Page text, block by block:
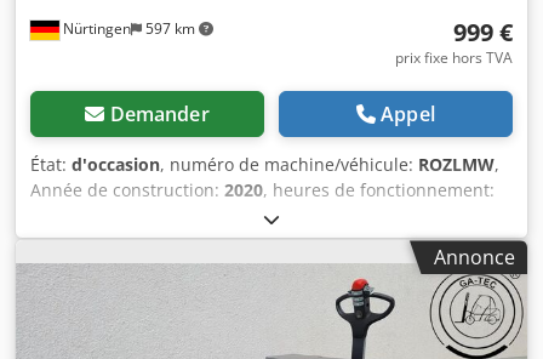
Nürtingen 597 km 999 €
prix fixe hors TVA
Demander Appel
État: d'occasion, numéro de machine/véhicule: ROZLMW,
Année de construction: 2020, heures de fonctionnement:
1 600 kg
électrique, type de mât:autre, tension de la batterie:24 V,
longueur des fourches:1 600 mm, taille du pneu avant: ,
taille de pneu arrière:
335 kg, 5112272
Numéro de série : F20165X00739 Caractéristiques de la
batterie : 24 volts Dwodpfx Asyv S T Isavea
Annonce